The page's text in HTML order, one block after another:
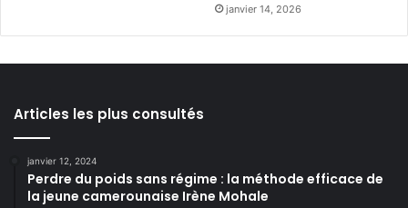
janvier 14, 2026
Articles les plus consultés
janvier 12, 2024
Perdre du poids sans régime : la méthode efficace de
la jeune camerounaise Irène Mohale